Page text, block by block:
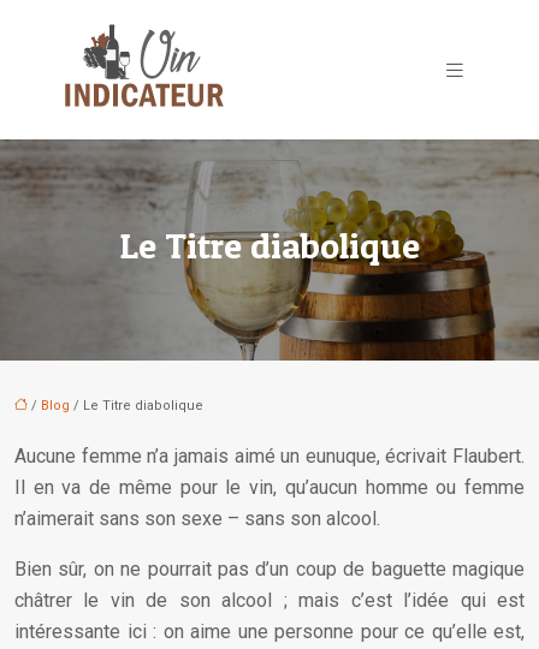
Le Titre diabolique
/ Blog / Le Titre diabolique
Aucune femme n’a jamais aimé un eunuque, écrivait Flaubert.
Il en va de même pour le vin, qu’aucun homme ou femme
n’aimerait sans son sexe – sans son alcool.
Bien sûr, on ne pourrait pas d’un coup de baguette magique
châtrer le vin de son alcool ; mais c’est l’idée qui est
intéressante ici : on aime une personne pour ce qu’elle est,